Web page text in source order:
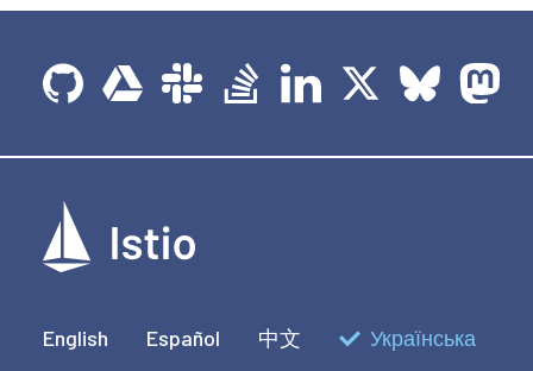
English Español 中文 Українська